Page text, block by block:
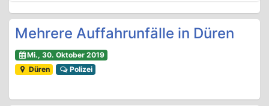
Mehrere Auffahrunfälle in Düren
Mi., 30. Oktober 2019
Düren
Polizei